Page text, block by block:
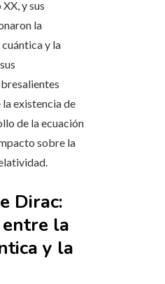
y sus
la
y la
existencia de
de la ecuación
sobre la
Dirac:
la
y la